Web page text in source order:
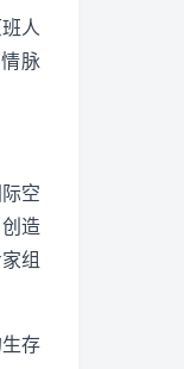
人
脉
空
造
组
存